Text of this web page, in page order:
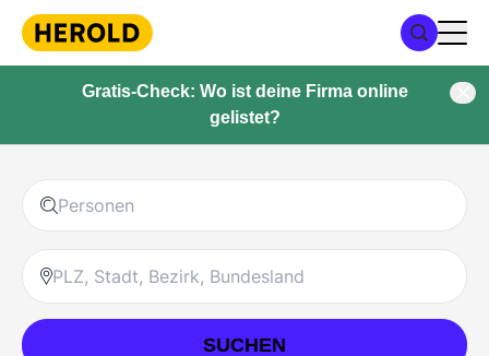
Gratis-Check: Wo ist deine Firma online
gelistet?
SUCHEN